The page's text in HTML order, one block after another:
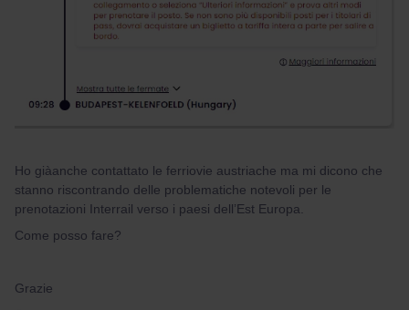
Ho giàanche contattato le ferriovie austriache ma mi dicono che
stanno riscontrando delle problematiche notevoli per le
prenotazioni Interrail verso i paesi dell’Est Europa.
Come posso fare?
Grazie